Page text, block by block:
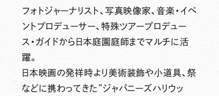
フォトジャーナリスト、写真映像家、音楽・イベ
ントプロデューサー、特殊ツアープロデュー
ス・ガイドから日本庭園庭師までマルチに活
躍。
日本映画の発祥時より美術装飾や小道具、祭
などに携わってきた”ジャパニーズハリウッ